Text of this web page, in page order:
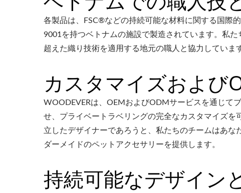
各製品は、FSC®などの持続可能な材料に関する国際
9001を持つベトナムの施設で製造されています。私
超えた織り技術を適用する地元の職人と協力していま
カスタマイズおよび
WOODEVERは、OEMおよびODMサービスを通じて
せ、プライベートラベリングの完全なカスタマイズ
立したデザイナーであろうと、私たちのチームはあ
ダーメイドのペットアクセサリーを提供します。
持続可能なデザイン